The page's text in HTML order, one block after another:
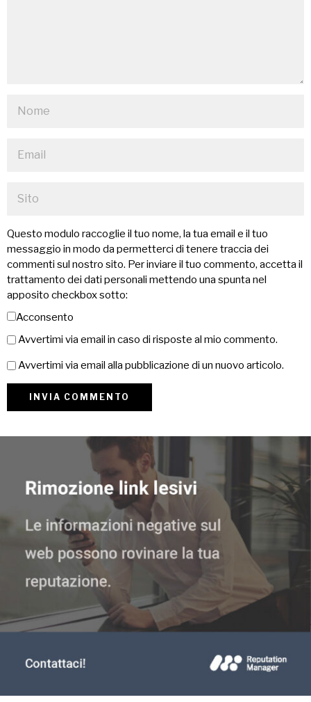
Questo modulo raccoglie il tuo nome, la tua email e il tuo
messaggio in modo da permetterci di tenere traccia dei
commenti sul nostro sito. Per inviare il tuo commento, accetta il
trattamento dei dati personali mettendo una spunta nel
apposito checkbox sotto:
Acconsento
Avvertimi via email in caso di risposte al mio commento.
Avvertimi via email alla pubblicazione di un nuovo articolo.